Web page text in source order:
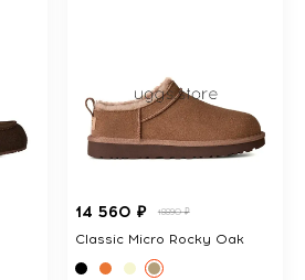
14 560 ₽ 18890 ₽
Classic Micro Rocky Oak